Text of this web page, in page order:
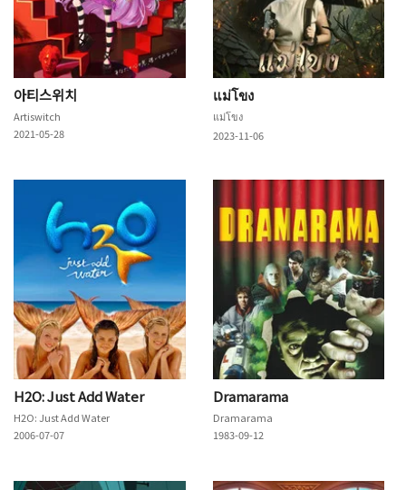
아티스위치
Artiswitch
2021-05-28
แม่โขง
แม่โขง
2023-11-06
H2O: Just Add Water
H2O: Just Add Water
2006-07-07
Dramarama
Dramarama
1983-09-12